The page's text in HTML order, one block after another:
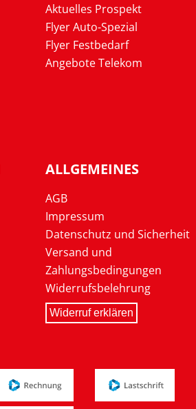
Aktuelles Prospekt
Flyer Auto-Spezial
Flyer Festbedarf
Angebote Telekom
ALLGEMEINES
AGB
Impressum
Datenschutz und Sicherheit
Versand und
Zahlungsbedingungen
Widerrufsbelehrung
Widerruf erklären